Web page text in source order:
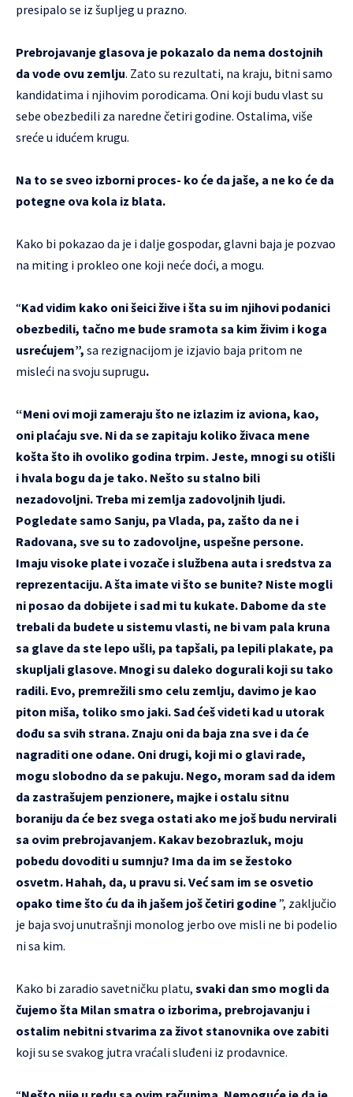
presipalo se iz šupljeg u prazno.
Prebrojavanje glasova je pokazalo da nema dostojnih
da vode ovu zemlju. Zato su rezultati, na kraju, bitni samo
kandidatima i njihovim porodicama. Oni koji budu vlast su
sebe obezbedili za naredne četiri godine. Ostalima, više
sreće u idućem krugu.
Na to se sveo izborni proces- ko će da jaše, a ne ko će da
potegne ova kola iz blata.
Kako bi pokazao da je i dalje gospodar, glavni baja je pozvao
na miting i prokleo one koji neće doći, a mogu.
“Kad vidim kako oni šeici žive i šta su im njihovi podanici
obezbedili, tačno me bude sramota sa kim živim i koga
usrećujem”, sa rezignacijom je izjavio baja pritom ne
misleći na svoju suprugu.
“Meni ovi moji zameraju što ne izlazim iz aviona, kao,
oni plaćaju sve. Ni da se zapitaju koliko živaca mene
košta što ih ovoliko godina trpim. Jeste, mnogi su otišli
i hvala bogu da je tako. Nešto su stalno bili
nezadovoljni. Treba mi zemlja zadovoljnih ljudi.
Pogledate samo Sanju, pa Vlada, pa, zašto da ne i
Radovana, sve su to zadovoljne, uspešne persone.
Imaju visoke plate i vozače i službena auta i sredstva za
reprezentaciju. A šta imate vi što se bunite? Niste mogli
ni posao da dobijete i sad mi tu kukate. Dabome da ste
trebali da budete u sistemu vlasti, ne bi vam pala kruna
sa glave da ste lepo ušli, pa tapšali, pa lepili plakate, pa
skupljali glasove. Mnogi su daleko dogurali koji su tako
radili. Evo, premrežili smo celu zemlju, davimo je kao
piton miša, toliko smo jaki. Sad ćeš videti kad u utorak
dođu sa svih strana. Znaju oni da baja zna sve i da će
nagraditi one odane. Oni drugi, koji mi o glavi rade,
mogu slobodno da se pakuju. Nego, moram sad da idem
da zastrašujem penzionere, majke i ostalu sitnu
boraniju da će bez svega ostati ako me još budu nervirali
sa ovim prebrojavanjem. Kakav bezobrazluk, moju
pobedu dovoditi u sumnju? Ima da im se žestoko
osvetm. Hahah, da, u pravu si. Već sam im se osvetio
opako time što ću da ih jašem još četiri godine”, zaključio
je baja svoj unutrašnji monolog jerbo ove misli ne bi podelio
ni sa kim.
Kako bi zaradio savetničku platu, svaki dan smo mogli da
čujemo šta Milan smatra o izborima, prebrojavanju i
ostalim nebitni stvarima za život stanovnika ove zabiti
koji su se svakog jutra vraćali sluđeni iz prodavnice.